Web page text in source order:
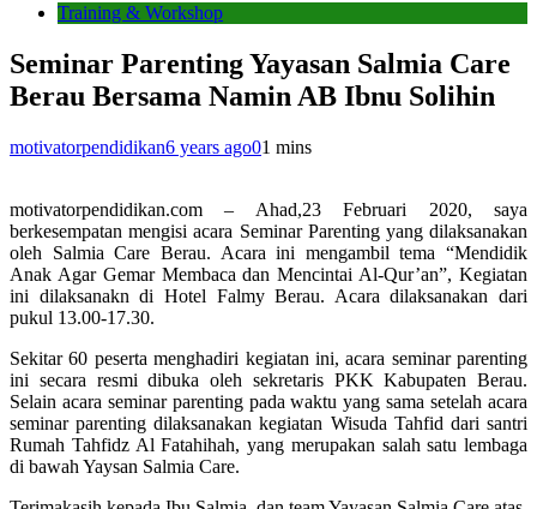
Training & Workshop
Seminar Parenting Yayasan Salmia Care
Berau Bersama Namin AB Ibnu Solihin
motivatorpendidikan6 years ago01 mins
motivatorpendidikan.com – Ahad,23 Februari 2020, saya
berkesempatan mengisi acara Seminar Parenting yang dilaksanakan
oleh Salmia Care Berau. Acara ini mengambil tema “Mendidik
Anak Agar Gemar Membaca dan Mencintai Al-Qur’an”, Kegiatan
ini dilaksanakn di Hotel Falmy Berau. Acara dilaksanakan dari
pukul 13.00-17.30.
Sekitar 60 peserta menghadiri kegiatan ini, acara seminar parenting
ini secara resmi dibuka oleh sekretaris PKK Kabupaten Berau.
Selain acara seminar parenting pada waktu yang sama setelah acara
seminar parenting dilaksanakan kegiatan Wisuda Tahfid dari santri
Rumah Tahfidz Al Fatahihah, yang merupakan salah satu lembaga
di bawah Yaysan Salmia Care.